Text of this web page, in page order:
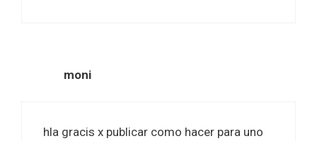
moni
hla gracis x publicar como hacer para uno